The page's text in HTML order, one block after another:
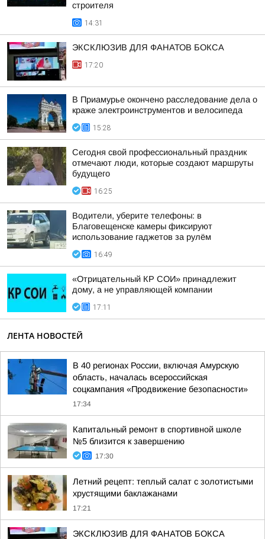
строителя
14:31
ЭКСКЛЮЗИВ ДЛЯ ФАНАТОВ БОКСА
17:20
В Приамурье окончено расследование дела о
краже электроинструментов и велосипеда
15:28
Сегодня свой профессиональный праздник
отмечают люди, которые создают маршруты
будущего
16:25
Водители, уберите телефоны: в
Благовещенске камеры фиксируют
использование гаджетов за рулём
16:49
«Отрицательный КР СОИ» принадлежит
дому, а не управляющей компании
17:11
ЛЕНТА НОВОСТЕЙ
В 40 регионах России, включая Амурскую
область, началась всероссийская
соцкампания «Продвижение безопасности»
17:34
Капитальный ремонт в спортивной школе
№5 близится к завершению
17:30
Летний рецепт: теплый салат с золотистыми
хрустящими баклажанами
17:21
ЭКСКЛЮЗИВ ДЛЯ ФАНАТОВ БОКСА